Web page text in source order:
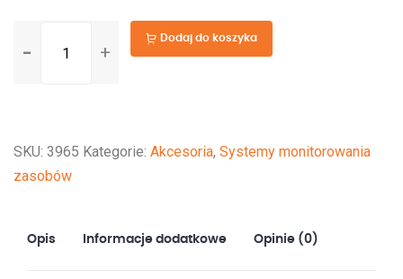
GX
Dodaj do koszyka
SKU: 3965 Kategorie: Akcesoria, Systemy monitorowania
zasobów
Opis Informacje dodatkowe Opinie (0)